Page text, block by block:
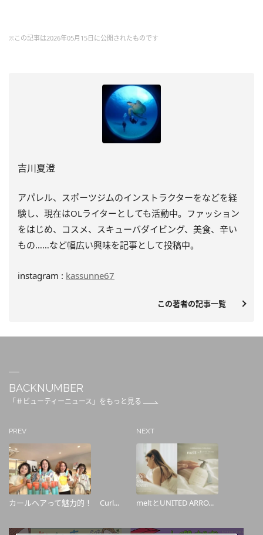
※この記事は2026年05月15日に公開されたものです
吉川夏澄
アパレル、スポーツジムのインストラクターをなどを経
験し、 現在はOLライターとしても活動中。ファッション
をはじめ、 コスメ、スキューバダイビング、美食、辛い
もの……など幅広い興味を記事として投稿中。
instagram : kassunne67
この著者の記事一覧
BACKNUMBER
「＃ビューティーニュース」をもっと見る
PREV
カールヘアって魅力的！ Curl...
NEXT
meltとUNITED ARRO...